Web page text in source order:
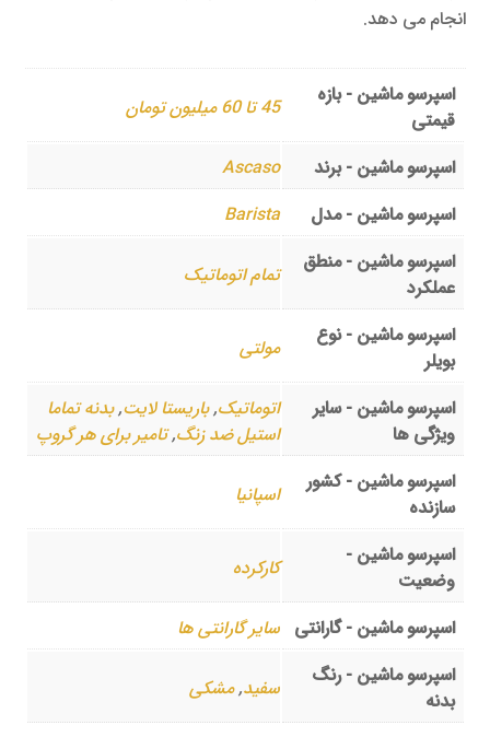
انجام می دهد.
اسپرسو ماشین - بازه
قیمتی
45 تا 60 میلیون تومان
اسپرسو ماشین - برند Ascaso
اسپرسو ماشین - مدل Barista
اسپرسو ماشین - منطق
عملکرد
تمام اتوماتیک
اسپرسو ماشین - نوع
بویلر
مولتی
اسپرسو ماشین - سایر
ویژگی ها
اتوماتیک,باریستا لایت,بدنه تماما
استیل ضد زنگ,تامیر برای هر گروپ
اسپرسو ماشین - کشور
سازنده
اسپانیا
اسپرسو ماشین -
وضعیت
کارکرده
اسپرسو ماشین - گارانتی سایر گارانتی ها
اسپرسو ماشین - رنگ
بدنه
سفید,مشکی